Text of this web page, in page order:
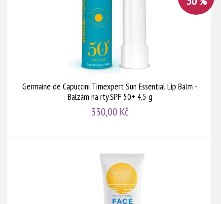
Germaine de Capuccini Timexpert Sun Essential Lip Balm -
Balzám na rty SPF 50+ 4,5 g
330,00 Kč